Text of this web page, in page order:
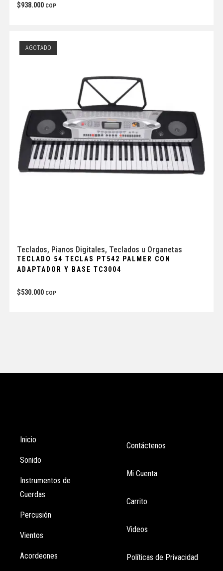
$938.000 COP
AGOTADO
Teclados, Pianos Digitales, Teclados u Organetas
TECLADO 54 TECLAS PT542 PALMER CON
ADAPTADOR Y BASE TC3004
$530.000 COP
Inicio
Sonido
Instrumentos de
Cuerdas
Percusión
Vientos
Acordeones
Contáctenos
Mi Cuenta
Carrito
Videos
Políticas de Privacidad